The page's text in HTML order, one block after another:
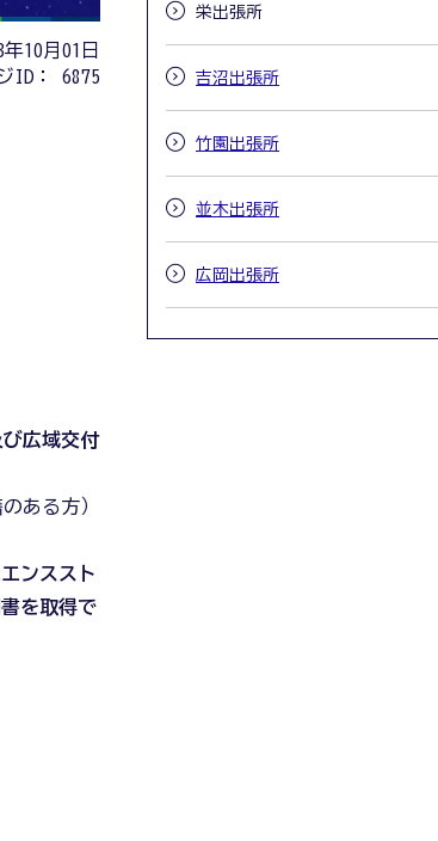
10月01日
ID：
6875
広域交付
ある方）
ンススト
を取得で
栄出張所
吉沼出張所
竹園出張所
並木出張所
広岡出張所